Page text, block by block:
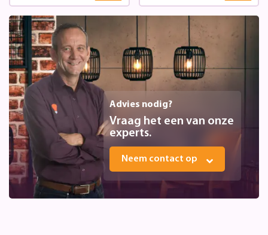
Advies nodig?
Vraag het een van onze
experts.
Neem contact op